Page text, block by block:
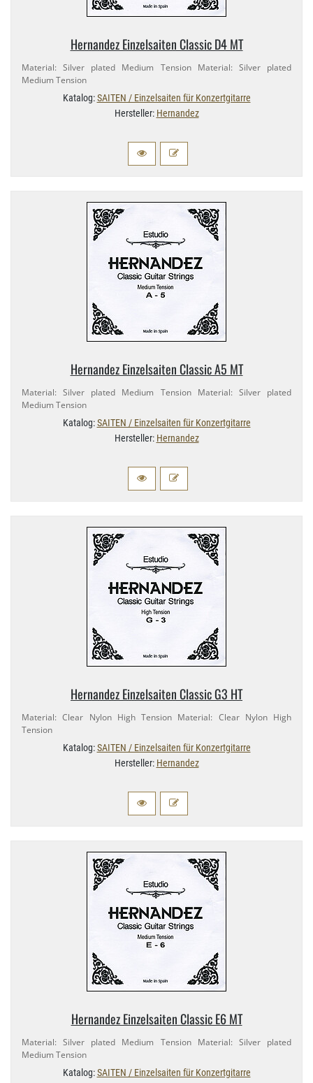
Hernandez Einzelsaiten Classic D4 MT
Material: Silver plated Medium Tension Material: Silver plated
Medium Tension
Katalog:SAITEN / Einzelsaiten für Konzertgitarre
Hersteller: Hernandez
Hernandez Einzelsaiten Classic A5 MT
Material: Silver plated Medium Tension Material: Silver plated
Medium Tension
Katalog:SAITEN / Einzelsaiten für Konzertgitarre
Hersteller: Hernandez
Hernandez Einzelsaiten Classic G3 HT
Material: Clear Nylon High Tension Material: Clear Nylon High
Tension
Katalog:SAITEN / Einzelsaiten für Konzertgitarre
Hersteller: Hernandez
Hernandez Einzelsaiten Classic E6 MT
Material: Silver plated Medium Tension Material: Silver plated
Medium Tension
Katalog:SAITEN / Einzelsaiten für Konzertgitarre